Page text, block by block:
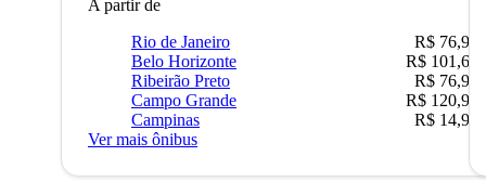
A partir de
Rio de Janeiro
R$ 76,90
Belo Horizonte
R$ 101,67
Ribeirão Preto
R$ 76,90
Campo Grande
R$ 120,90
Campinas
R$ 14,90
Ver mais ônibus